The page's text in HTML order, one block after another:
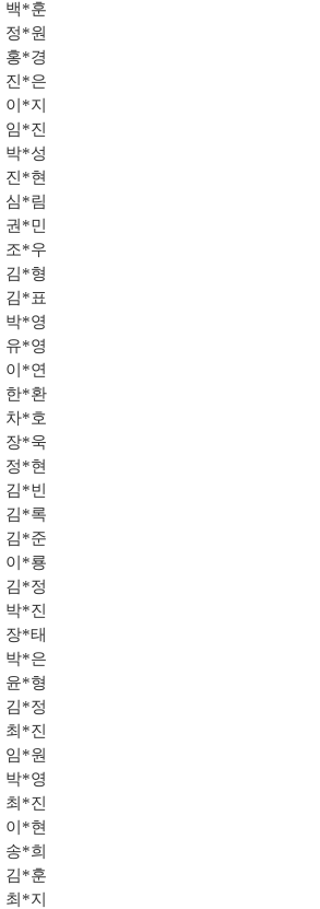
백*훈
정*원
홍*경
진*은
이*지
임*진
박*성
진*현
심*림
권*민
조*우
김*형
김*표
박*영
유*영
이*연
한*환
차*호
장*욱
정*현
김*빈
김*록
김*준
이*룡
김*정
박*진
장*태
박*은
윤*형
김*정
최*진
임*원
박*영
최*진
이*현
송*희
김*훈
최*지